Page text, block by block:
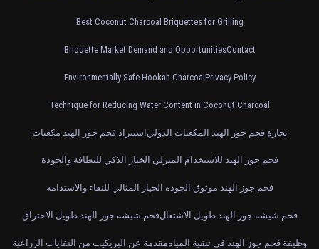
Best Coconut Charcoal Briquettes for Grilling
Briquette Market Demand and OpportunitiesContact
Environmentally Safe Hookah Charcoal Privacy Policy
Technique for Reducing Water Content in Coconut Charcoal
استيراد فحم جوز الهند مكعباتتجارة فحم جوز الهند المكعبات الدولي
فحم جوز الهند للاستخدام المنزلي الخيار الذكي للنظافة والجودة
فحم جوز الهند موثوق الجودة الخيار المثالي للنقاء والاستدامة
فحم شيشه جوز الهند طويل الاحتراقفحم شيشه جوز الهند طويل الاشتعال
مقدمة عن البريكيت من النفايات الزراعيةوظيفة فحم جوز الهند في تنقية المياه